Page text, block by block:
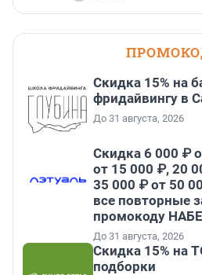
Скидка 15% на
фридайвингу в
До 31 августа, 2026
Скидка 6 000 ₽
от 15 000 ₽, 20
35 000 ₽ от 50
все повторные
промокоду
До 31 августа, 2026
Скидка 15% на
подборки